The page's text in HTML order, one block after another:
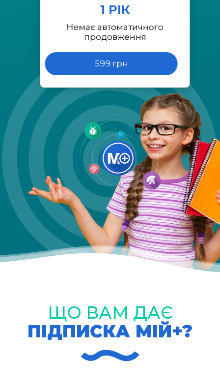
1 РІК
Немає автоматичного
продовження
599 грн
ЩО ВАМ ДАЄ
ПІДПИСКА МІЙ+?